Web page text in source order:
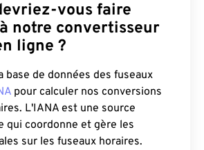
vous faire
notre convertisseur
ligne ?
base de données des fuseaux
pour calculer nos conversions
L'IANA est une source
qui coordonne et gère les
sur les fuseaux horaires.